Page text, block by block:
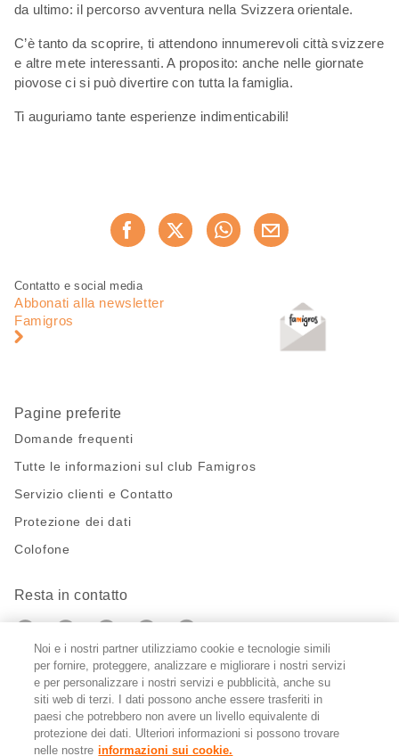
da ultimo: il percorso avventura nella Svizzera orientale.
C’è tanto da scoprire, ti attendono innumerevoli città svizzere
e altre mete interessanti. A proposito: anche nelle giornate
piovose ci si può divertire con tutta la famiglia.
Ti auguriamo tante esperienze indimenticabili!
Consiglia ora
Piè
pagina
Navigazione
pagina
Contatto e social media
Abbonati alla newsletter
Famigros
Pagine preferite
Domande frequenti
Tutte le informazioni sul club Famigros
Servizio clienti e Contatto
Protezione dei dati
Colofone
Resta in contatto
https://twitter.com/migros?
https://www.youtube.com/user/
PinterestInstagram
Impostazioni cookie
FR IT
Noi e i nostri partner utilizziamo cookie e tecnologie simili
per fornire, proteggere, analizzare e migliorare i nostri servizi
e per personalizzare i nostri servizi e pubblicità, anche su
siti web di terzi. I dati possono anche essere trasferiti in
paesi che potrebbero non avere un livello equivalente di
protezione dei dati. Ulteriori informazioni si possono trovare
nelle nostre informazioni sui cookie.